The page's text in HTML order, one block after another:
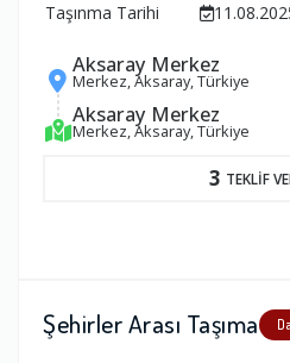
Taşınma Tarihi
Aksaray Merkez
Merkez, Aksaray, Türkiye
Aksaray Merkez
Merkez, Aksaray, Türkiye
3 TEKLİF
Şehirler Arası Taşıma